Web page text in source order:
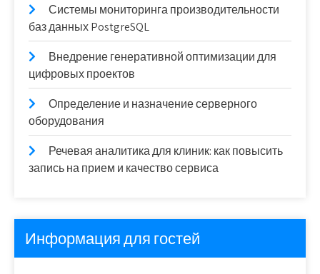
Системы мониторинга производительности
баз данных PostgreSQL
Внедрение генеративной оптимизации для
цифровых проектов
Определение и назначение серверного
оборудования
Речевая аналитика для клиник: как повысить
запись на прием и качество сервиса
Информация для гостей